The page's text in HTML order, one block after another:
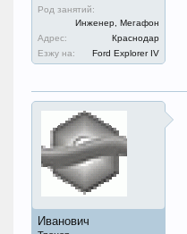
Род занятий:
Инженер, Мегафон
Адрес:
Краснодар
Езжу на:
Ford Explorer IV
Иванович